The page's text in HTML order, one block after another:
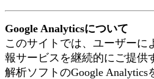
Google Analyticsについて
このサイトでは、ユーザーに
報サービスを継続的にご提供
解析ソフトのGoogle